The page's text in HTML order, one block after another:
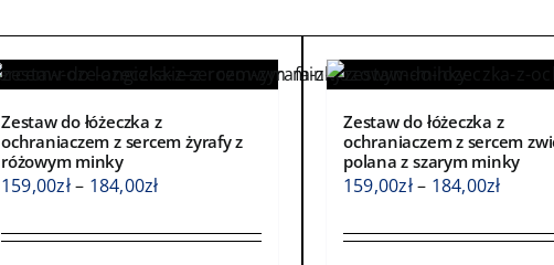
Zestaw do łóżeczka z
ochraniaczem z sercem żyrafy z
różowym minky
159,00zł– 184,00złZakres
od
Zestaw do łóżeczka z
ochraniaczem z sercem
polana z szarym minky
159,00zł– 184,00złZakres
od